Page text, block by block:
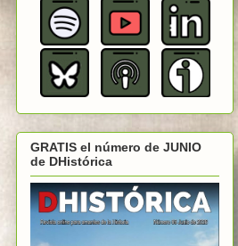
GRATIS el número de JUNIO
de DHistórica